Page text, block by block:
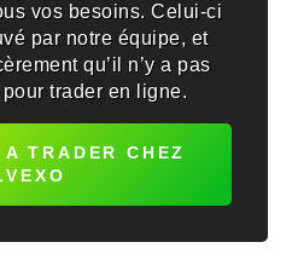
vos besoins. Celui-ci
par notre équipe, et
qu’il n’y a pas
trader en ligne.
TRADER CHEZ